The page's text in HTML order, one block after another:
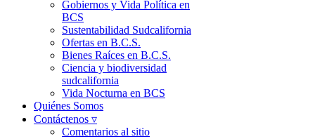
Gobiernos y Vida Política en
BCS
Sustentabilidad Sudcalifornia
Ofertas en B.C.S.
Bienes Raíces en B.C.S.
Ciencia y biodiversidad
sudcalifornia
Vida Nocturna en BCS
Quiénes Somos
Contáctenos ▿
Comentarios al sitio